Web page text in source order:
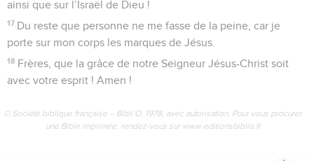
ainsi que sur l’Israël de Dieu !
17 Du reste que personne ne me fasse de la peine, car je
porte sur mon corps les marques de Jésus.
18 Frères, que la grâce de notre Seigneur Jésus-Christ soit
avec votre esprit ! Amen !
© Société biblique française – Bibli’O, 1978, avec autorisation. Pour vous procurer
une Bible imprimée, rendez-vous sur www.editionsbiblio.fr